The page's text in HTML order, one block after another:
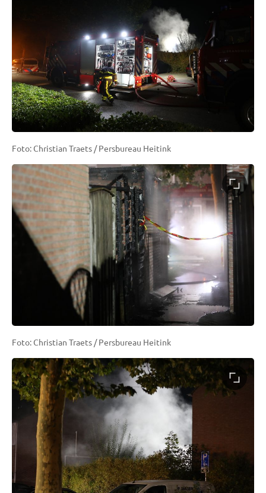
Foto: Christian Traets / Persbureau Heitink
Foto: Christian Traets / Persbureau Heitink